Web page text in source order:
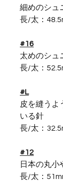
細めのシュ
長/太：
#16
太めのシュ
長/太：
#L
皮を縫うよ
いる針
長/太：
#12
日本の丸小
長/太：